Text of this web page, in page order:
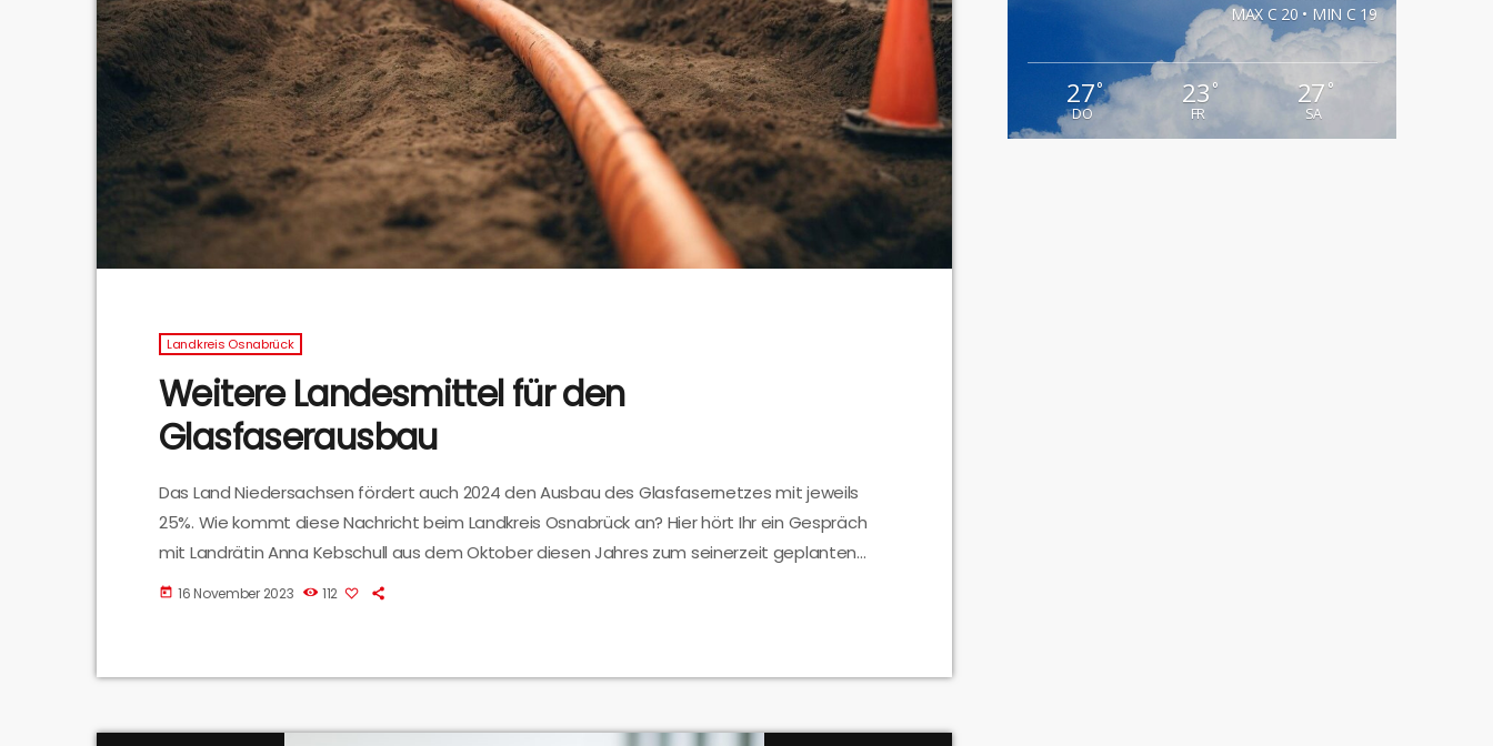
Landkreis Osnabrück
Weitere Landesmittel für den
Glasfaserausbau
Das Land Niedersachsen fördert auch 2024 den Ausbau des Glasfasernetzes mit jeweils
25%. Wie kommt diese Nachricht beim Landkreis Osnabrück an? Hier hört Ihr ein Gespräch
mit Landrätin Anna Kebschull aus dem Oktober diesen Jahres zum seinerzeit geplanten
Stopp der Landesförderung.
today 16 November 2023 112
MAX C 20 • MIN C 19
27°
DO
23 °
FR
27 °
SA